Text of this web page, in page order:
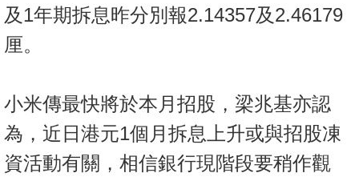
及1年期拆息昨分別報2.14357及2.46179
厘。
小米傳最快將於本月招股，梁兆基亦認
為，近日港元1個月拆息上升或與招股凍
資活動有關，相信銀行現階段要稍作觀